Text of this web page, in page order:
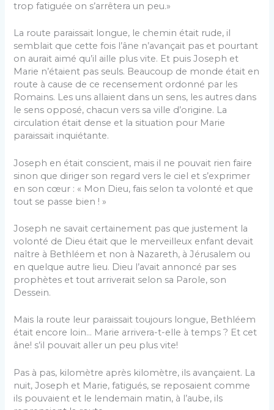
trop fatiguée on s’arrêtera un peu.»
La route paraissait longue, le chemin était rude, il
semblait que cette fois l’âne n’avançait pas et pourtant
on aurait aimé qu’il aille plus vite. Et puis Joseph et
Marie n’étaient pas seuls. Beau­coup de monde était en
route à cause de ce recensement ordonné par les
Romains. Les uns allaient dans un sens, les autres dans
le sens opposé, chacun vers sa ville d’origine. La
circulation était dense et la situation pour Marie
paraissait inquiétante.
Joseph en était conscient, mais il ne pouvait rien faire
sinon que diriger son regard vers le ciel et s’exprimer
en son cœur : « Mon Dieu, fais selon ta volonté et que
tout se passe bien ! »
Joseph ne savait certainement pas que justement la
volonté de Dieu était que le merveilleux enfant devait
naître à Bethléem et non à Nazareth, à Jérusalem ou
en quelque autre lieu. Dieu l’avait annoncé par ses
prophètes et tout arriverait selon sa Parole, son
Dessein.
Mais la route leur paraissait toujours longue, Bethléem
était encore loin… Marie arrivera-t-elle à temps ? Et cet
âne! s’il pouvait aller un peu plus vite!
Pas à pas, kilomètre après kilomètre, ils avançaient. La
nuit, Joseph et Marie, fatigués, se reposaient comme
ils pouvaient et le lendemain matin, à l’aube, ils